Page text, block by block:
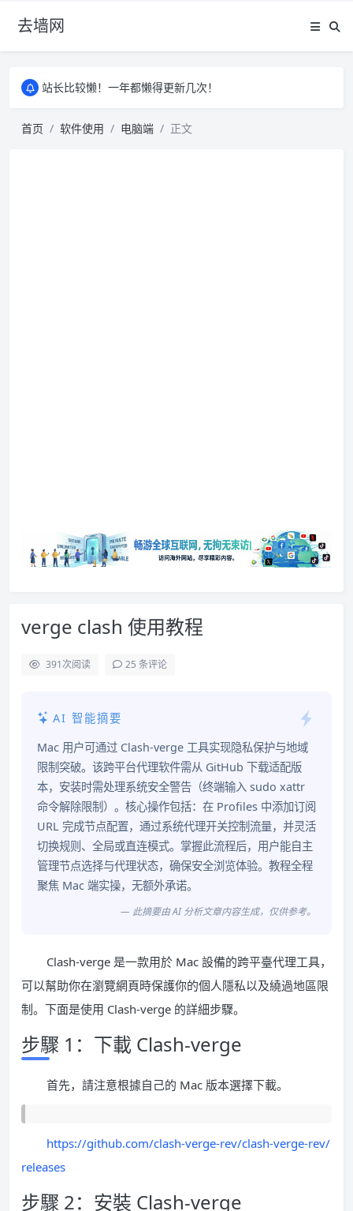
去墙网
站长比较懒！一年都懒得更新几次！
首页
软件使用 电脑端 正文
verge clash 使用教程
391次阅读 25 条评论
AI 智能摘要
Mac 用户可通过 Clash-verge 工具实现隐私保护与地域
限制突破。该跨平台代理软件需从 GitHub 下载适配版
本，安装时需处理系统安全警告（终端输入 sudo xattr
命令解除限制）。核心操作包括：在 Profiles 中添加订阅
URL 完成节点配置，通过系统代理开关控制流量，并灵活
切换规则、全局或直连模式。掌握此流程后，用户能自主
管理节点选择与代理状态，确保安全浏览体验。教程全程
聚焦 Mac 端实操，无额外承诺。
— 此摘要由 AI 分析文章内容生成，仅供参考。
Clash-verge 是一款用於 Mac 設備的跨平臺代理工具，
可以幫助你在瀏覽網頁時保護你的個人隱私以及繞過地區限
制。下面是使用 Clash-verge 的詳細步驟。
步驟 1：下載 Clash-verge
首先，請注意根據自己的 Mac 版本選擇下載。
https://github.com/clash-verge-rev/clash-verge-rev/
releases
步驟 2：安裝 Clash-verge